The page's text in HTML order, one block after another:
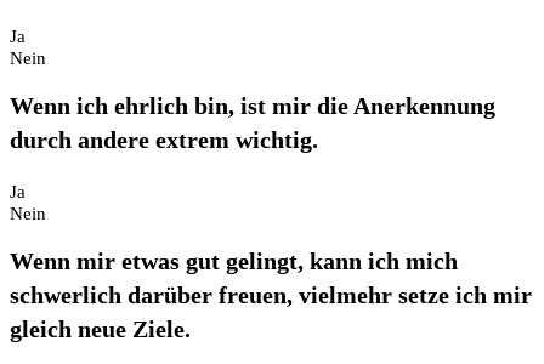
Ja
Nein
Wenn ich ehrlich bin, ist mir die Anerkennung
durch andere extrem wichtig.
Ja
Nein
Wenn mir etwas gut gelingt, kann ich mich
schwerlich darüber freuen, vielmehr setze ich mir
gleich neue Ziele.